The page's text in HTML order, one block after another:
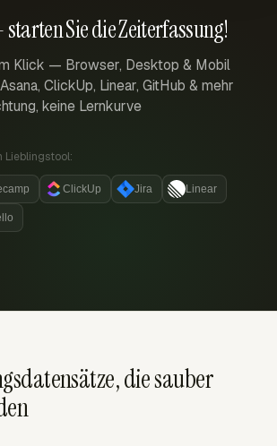
starten Sie die Zeiterfassung!
Klick — Browser, Desktop & Mobil
ClickUp, Linear, GitHub & mehr
keine Lernkurve
Lieblingstool:
ClickUp Jira Linear
die sauber